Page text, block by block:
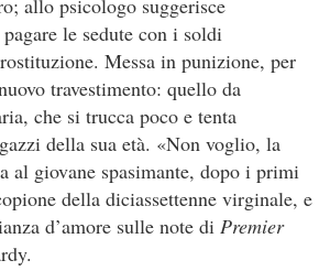
allo psicologo suggerisce
le sedute con i soldi
Messa in punizione, per
travestimento: quello da
che si trucca poco e tenta
della sua età. «Non voglio, la
al giovane spasimante, dopo i primi
della diciassettenne virginale, e
d’amore sulle note di Premier